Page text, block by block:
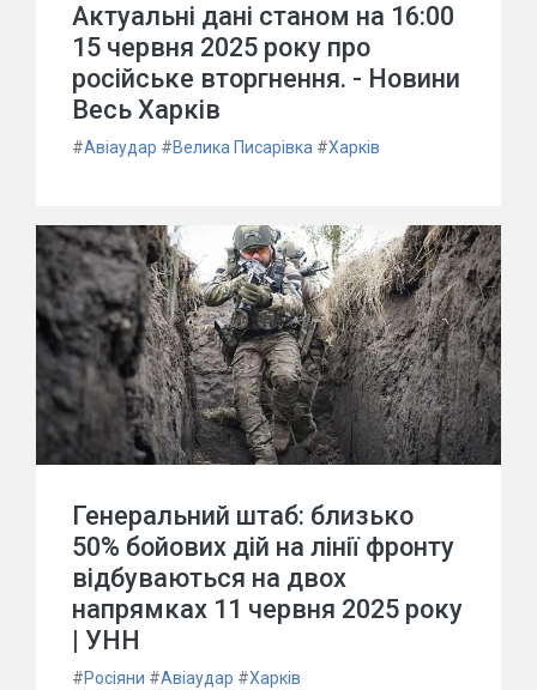
Актуальні дані станом на 16:00
15 червня 2025 року про
російське вторгнення. - Новини
Весь Харків
#Авіаудар #Велика Писарівка #Харків
Генеральний штаб: близько
50% бойових дій на лінії фронту
відбуваються на двох
напрямках 11 червня 2025 року
| УНН
#Росіяни #Авіаудар #Харків